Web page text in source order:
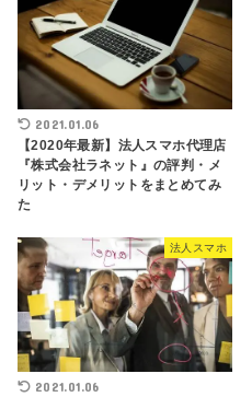
2021.01.06
【2020年最新】法人スマホ代理店
『株式会社ラネット』の評判・メ
リット・デメリットをまとめてみ
た
法人スマホ
2021.01.06